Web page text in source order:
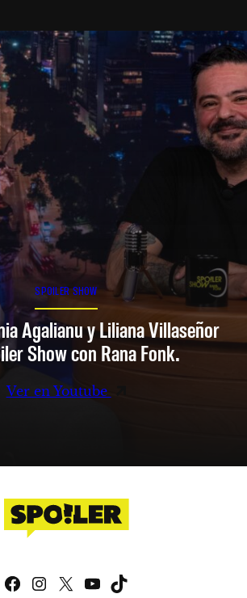
SPOILER SHOW
Agalianu y Liliana Villaseñor
Show con Rana Fonk.
Ver en Youtube
Facebook
Instagram
X YouTube